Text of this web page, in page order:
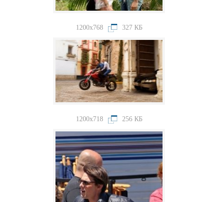
1200x768 327 КБ
1200x718 256 КБ